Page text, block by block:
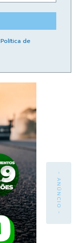
Política de
- ANÚNCIO -